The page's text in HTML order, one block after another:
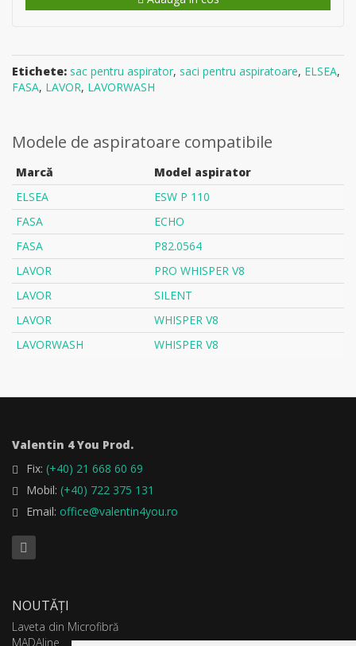
Etichete: sac pentru aspirator, saci pentru aspiratoare, ELSEA,
FASA, LAVOR, LAVORWASH
Modele de aspiratoare compatibile
Marcă
Model aspirator
ELSEA
ESW P 110
FASA
ECHO
FASA
P82.0564
LAVOR
PRO WHISPER V8
LAVOR
SILENT
LAVOR
WHISPER V8
LAVORWASH
WHISPER V8
Valentin 4 You Prod.
Fix: (+40) 21 668 60 69
Mobil: (+40) 722 375 131
Email: office@valentin4you.ro
NOUTĂȚI
Laveta din Microfibră
MADAline